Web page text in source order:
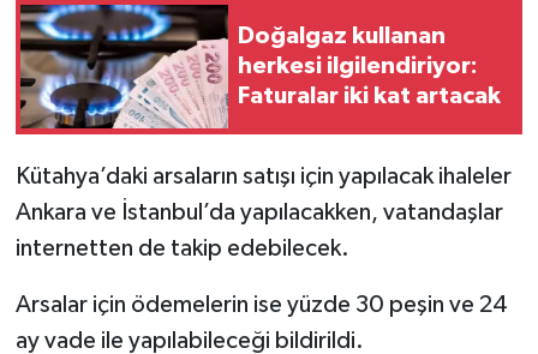
Doğalgaz kullanan
herkesi ilgilendiriyor:
Faturalar iki kat artacak
Kütahya’daki arsaların satışı için yapılacak ihaleler
Ankara ve İstanbul’da yapılacakken, vatandaşlar
internetten de takip edebilecek.
Arsalar için ödemelerin ise yüzde 30 peşin ve 24
ay vade ile yapılabileceği bildirildi.
Magazin
Otomobil
Politika
Rüya Tabirleri